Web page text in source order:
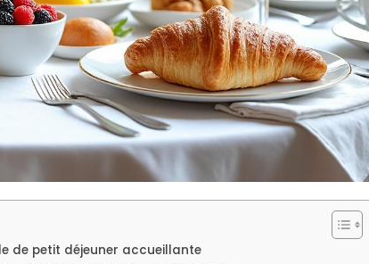
de petit déjeuner accueillante